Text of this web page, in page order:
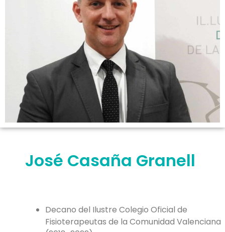
José Casaña Granell
Decano del Ilustre Colegio Oficial de
Fisioterapeutas de la Comunidad Valenciana